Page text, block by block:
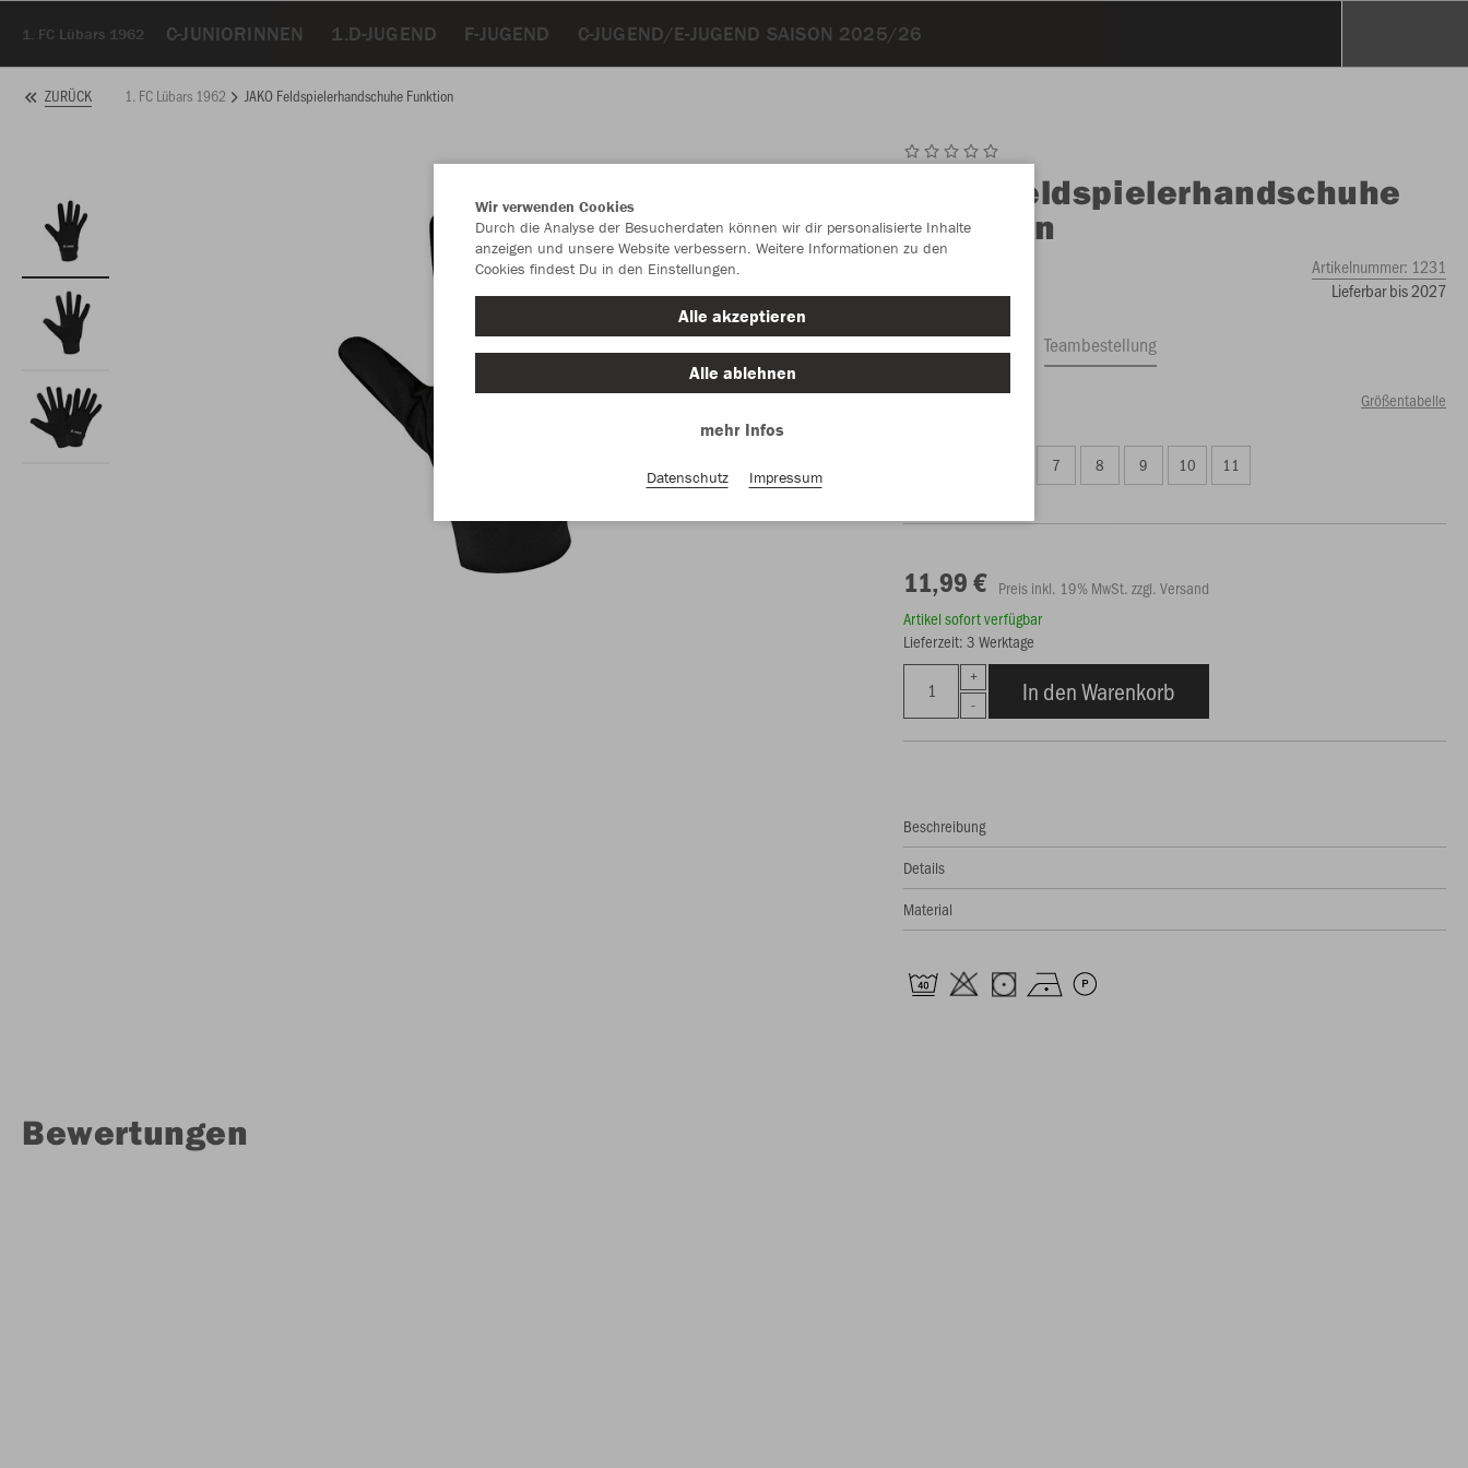
1. FC Lübars 1962 C-JUNIORINNEN 1.D-JUGEND F-JUGEND C-JUGEND/E-JUGEND SAISON 2025/26
ZURÜCK 1. FC Lübars 1962 JAKO Feldspielerhandschuhe Funktion
Feldspielerhandschuhe
Funktion
Artikelnummer: 1231
Lieferbar bis 2027
Einzelauftrag Teambestellung
Größentabelle
7 8 9 10 11
11,99 € Preis inkl. 19% MwSt. zzgl. Versand
Artikel sofort verfügbar
Lieferzeit: 3 Werktage
In den Warenkorb
Beschreibung
Details
Material
Bewertungen
Wir verwenden Cookies
Durch die Analyse der Besucherdaten können wir dir personalisierte Inhalte
anzeigen und unsere Website verbessern. Weitere Informationen zu den
Cookies findest Du in den Einstellungen.
Alle akzeptieren
Alle ablehnen
mehr Infos
Datenschutz Impressum